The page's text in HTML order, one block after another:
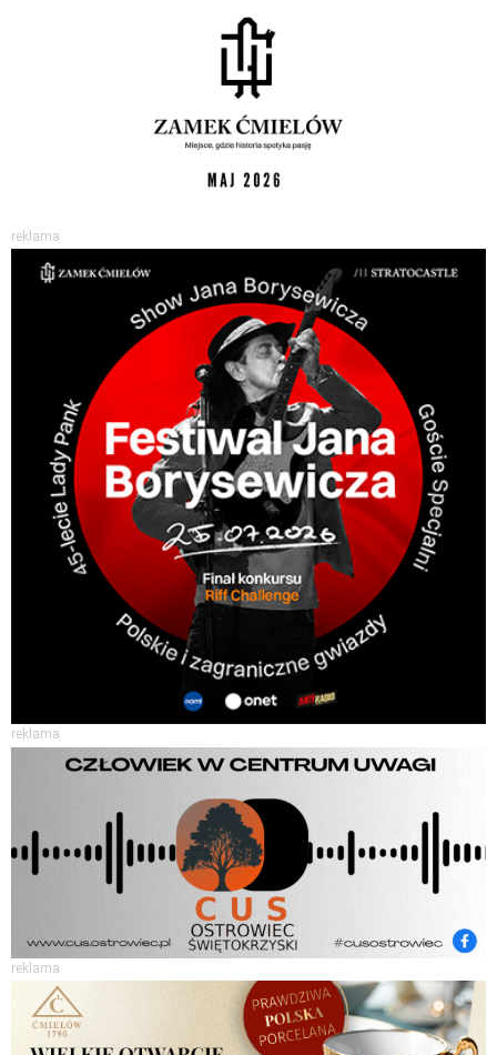
reklama
reklama
reklama